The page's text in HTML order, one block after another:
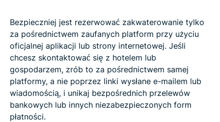
Bezpieczniej jest rezerwować zakwaterowanie tylko
za pośrednictwem zaufanych platform przy użyciu
oficjalnej aplikacji lub strony internetowej. Jeśli
chcesz skontaktować się z hotelem lub
gospodarzem, zrób to za pośrednictwem samej
platformy, a nie poprzez linki wysłane e-mailem lub
wiadomością, i unikaj bezpośrednich przelewów
bankowych lub innych niezabezpieczonych form
płatności.